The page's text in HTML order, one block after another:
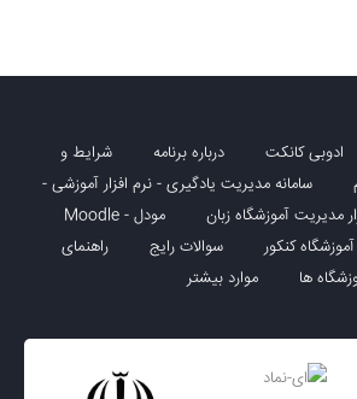
ادوبی کانکت درباره برنامه
شرایط و
سامانه مدیریت یادگیری - نرم افزار آموزشی -
مدیریت آموزشگاه زبان
مودل - Moodle
کنکور
سوالات رایج
راهنمای
ها
موارد بیشتر